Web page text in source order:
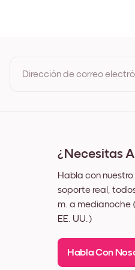
Dirección de correo
¿Necesitas
Habla con
soporte real,
m. a medianoche
EE. UU.)
Habla Con